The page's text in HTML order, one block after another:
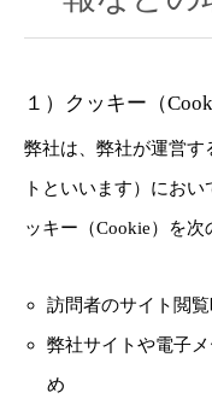
１）クッキー（
弊社は、弊社が運営す
トといいます）におい
ッキー（Cookie）を次
訪問者のサイト閲
弊社サイトや電子
め